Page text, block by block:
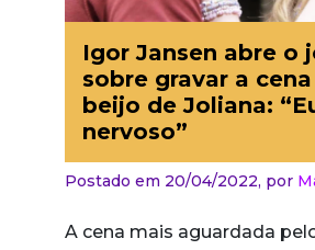
Igor Jansen abre o
sobre gravar a
beijo de Joliana:
nervoso”
Postado em 20/04/2022, por
A cena mais aguardada